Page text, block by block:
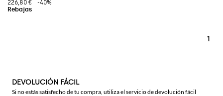
226,80 €
-40%
1
DEVOLUCIÓN FÁCIL
Si no estás satisfecho de tu compra, utiliza el servicio de devolución fácil